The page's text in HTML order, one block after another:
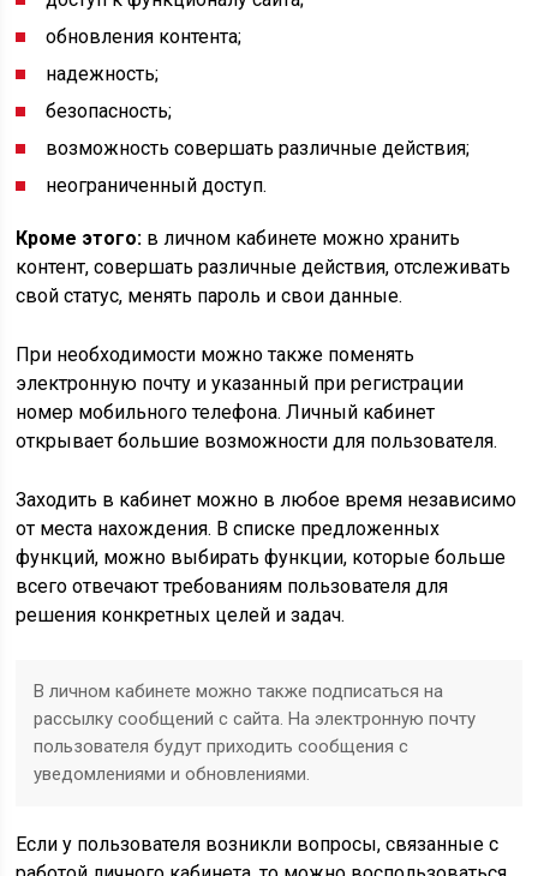
обновления контента;
надежность;
безопасность;
возможность совершать различные действия;
неограниченный доступ.
Кроме этого: в личном кабинете можно хранить
контент, совершать различные действия, отслеживать
свой статус, менять пароль и свои данные.
При необходимости можно также поменять
электронную почту и указанный при регистрации
номер мобильного телефона. Личный кабинет
открывает большие возможности для пользователя.
Заходить в кабинет можно в любое время независимо
от места нахождения. В списке предложенных
функций, можно выбирать функции, которые больше
всего отвечают требованиям пользователя для
решения конкретных целей и задач.
В личном кабинете можно также подписаться на
рассылку сообщений с сайта. На электронную почту
пользователя будут приходить сообщения с
уведомлениями и обновлениями.
Если у пользователя возникли вопросы, связанные с